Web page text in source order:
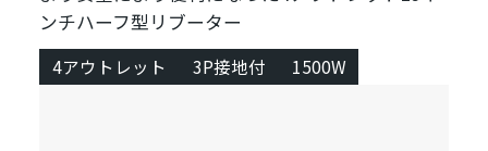
ンチハーフ型リブーター
4アウトレット 3P接地付 1500W